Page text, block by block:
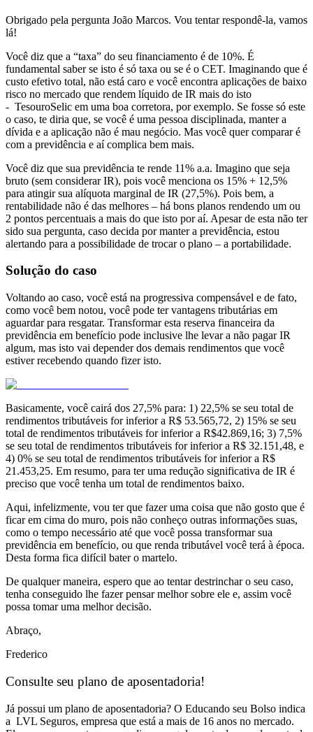
Obrigado pela pergunta João Marcos. Vou tentar respondê-la, vamos
lá!
Você diz que a “taxa” do seu financiamento é de 10%. É
fundamental saber se isto é só taxa ou se é o CET. Imaginando que é
custo efetivo total, não está caro e você encontra aplicações de baixo
risco no mercado que rendem líquido de IR mais do isto
- TesouroSelic em uma boa corretora, por exemplo. Se fosse só este
o caso, te diria que, se você é uma pessoa disciplinada, manter a
dívida e a aplicação não é mau negócio. Mas você quer comparar é
com a previdência e aí complica bem mais.
Você diz que sua previdência te rende 11% a.a. Imagino que seja
bruto (sem considerar IR), pois você menciona os 15% + 12,5%
para atingir sua alíquota marginal de IR (27,5%). Pois bem, a
rentabilidade não é das melhores – há bons planos rendendo um ou
2 pontos percentuais a mais do que isto por aí. Apesar de esta não ter
sido sua pergunta, caso decida por manter a previdência, estou
alertando para a possibilidade de trocar o plano – a portabilidade.
Solução do caso
Voltando ao caso, você está na progressiva compensável e de fato,
como você bem notou, você pode ter vantagens tributárias em
aguardar para resgatar. Transformar esta reserva financeira da
previdência em benefício pode inclusive lhe levar a não pagar IR
algum, mas isto vai depender dos demais rendimentos que você
estiver recebendo quando fizer isto.
Basicamente, você cairá dos 27,5% para: 1) 22,5% se seu total de
rendimentos tributáveis for inferior a R$ 53.565,72, 2) 15% se seu
total de rendimentos tributáveis for inferior a R$42.869,16; 3) 7,5%
se seu total de rendimentos tributáveis for inferior a R$ 32.151,48, e
4) 0% se seu total de rendimentos tributáveis for inferior a R$
21.453,25. Em resumo, para ter uma redução significativa de IR é
preciso que você tenha um total de rendimentos baixo.
Aqui, infelizmente, vou ter que fazer uma coisa que não gosto que é
ficar em cima do muro, pois não conheço outras informações suas,
como o tempo necessário até que você possa transformar sua
previdência em benefício, ou que renda tributável você terá à época.
Desta forma fica difícil bater o martelo.
De qualquer maneira, espero que ao tentar destrinchar o seu caso,
tenha conseguido lhe fazer pensar melhor sobre ele e, assim você
possa tomar uma melhor decisão.
Abraço,
Frederico
Consulte seu plano de aposentadoria!
Já possui um plano de aposentadoria? O Educando seu Bolso indica
a LVL Seguros, empresa que está a mais de 16 anos no mercado.